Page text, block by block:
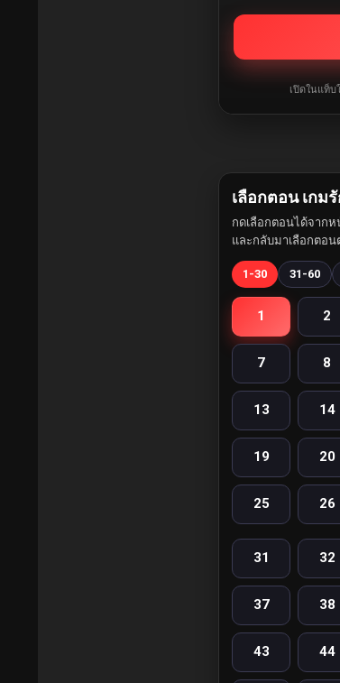
เปิดในแท็
เลือกตอน เกม
กดเลือกตอนได้จาก
และกลับมาเลือกตอน
1-30 31-60
1 2
7 8
13 14
19 20
25 26
31 32
37 38
43 44